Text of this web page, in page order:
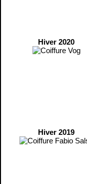
Hiver 2020
Hiver 2019